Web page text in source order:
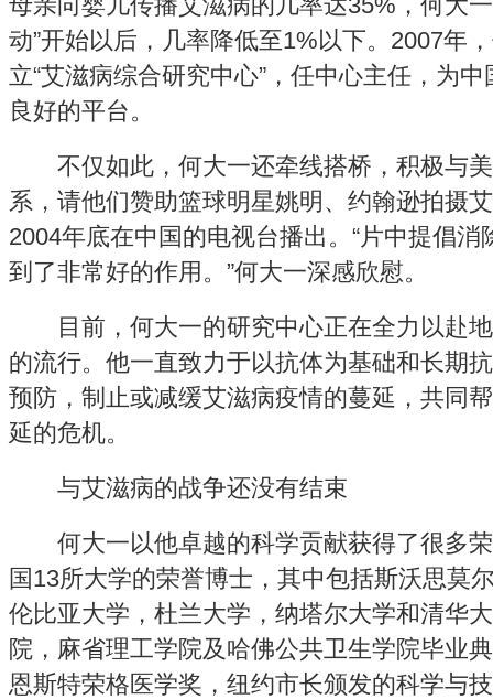
动”开始以后，几率降低至1%以下。2007年
立“艾滋病综合研究中心”，任中心主任，为
良好的平台。
不仅如此，何大一还牵线搭桥，积极与美
系，请他们赞助篮球明星姚明、约翰逊拍摄
2004年底在中国的电视台播出。“片中提倡
到了非常好的作用。”何大一深感欣慰。
目前，何大一的研究中心正在全力以赴地
的流行。他一直致力于以抗体为基础和长期
预防，制止或减缓艾滋病疫情的蔓延，共同
延的危机。
与艾滋病的战争还没有结束
何大一以他卓越的科学贡献获得了很多荣
国13所大学的荣誉博士，其中包括斯沃思莫
伦比亚大学，杜兰大学，纳塔尔大学和清华
院，麻省理工学院及哈佛公共卫生学院毕业
恩斯特荣格医学奖，纽约市长颁发的科学与